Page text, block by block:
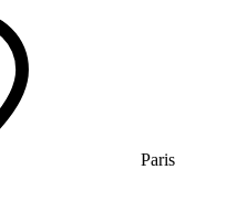
Paris